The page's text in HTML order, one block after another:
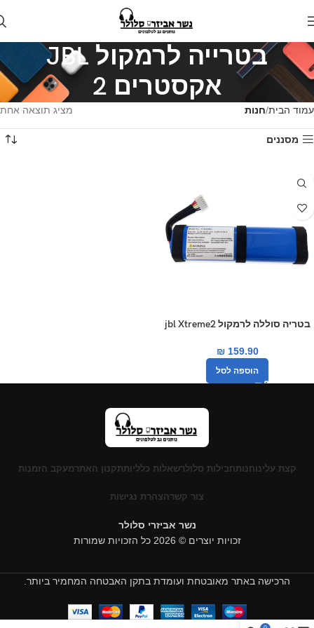
בטרייה לרמקול JBL
אקסטרים 2
עמוד הבית חנות מציג תוצאה אחת
מסננים
בטריה סוללה לרמקול jbl Xtreme2
₪159.90
הוספה לסל
קצת עלינוחנותחבילות סלולרשאלות כלליותתקנון האתרמעקב הזמנות
צור קשרהצהרת נגישות
נשר אביזרי סלולר
זכויות יוצרים © 2026 כל הזכויות שמורות
הרכישה באתר מאובטחת ועומדת בתקן האבטחה המחמיר ביותר.